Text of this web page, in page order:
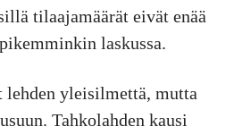
tilaajamäärät eivät enää
laskussa.
yleisilmettä, mutta
Tahkolahden kausi